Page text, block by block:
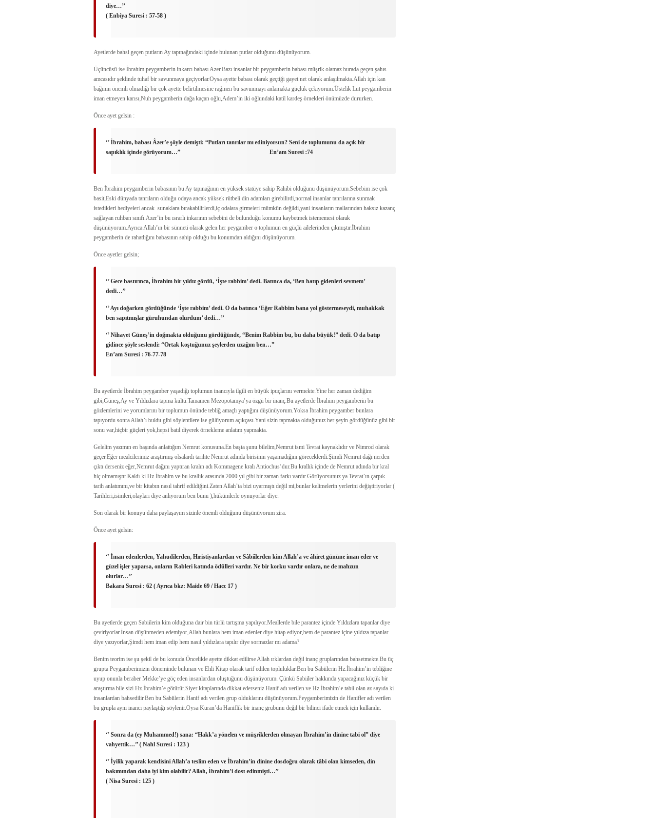
diye…’’
( Enbiya Suresi : 57-58 )
Ayetlerde bahsi geçen putların Ay tapınağındaki içinde bulunan putlar olduğunu düşünüyorum.
Üçüncüsü ise İbrahim peygamberin inkarcı babası Azer.Bazı insanlar bir peygamberin babası müşrik olamaz burada geçen şahıs
amcasıdır şeklinde tuhaf bir savunmaya geçiyorlar.Oysa ayette babası olarak geçtiği gayet net olarak anlaşılmakta.Allah için kan
bağının önemli olmadığı bir çok ayette belirtilmesine rağmen bu savunmayı anlamakta güçlük çekiyorum.Üstelik Lut peygamberin
iman etmeyen karısı,Nuh peygamberin dağa kaçan oğlu,Adem’in iki oğlundaki katil kardeş örnekleri önümüzde dururken.
Önce ayet gelsin :
‘’ İbrahim, babası Âzer’e şöyle demişti: “Putları tanrılar mı ediniyorsun? Seni de toplumunu da açık bir
sapıklık içinde görüyorum…” En’am Suresi :74
Ben İbrahim peygamberin babasının bu Ay tapınağının en yüksek statüye sahip Rahibi olduğunu düşünüyorum.Sebebim ise çok
basit,Eski dünyada tanrıların olduğu odaya ancak yüksek rütbeli din adamları girebilirdi,normal insanlar tanrılarına sunmak
istedikleri hediyeleri ancak sunaklara bırakabilirlerdi,iç odalara girmeleri mümkün değildi,yani insanların mallarından haksız kazanç
sağlayan ruhban sınıfı.Azer’in bu ısrarlı inkarının sebebini de bulunduğu konumu kaybetmek istememesi olarak
düşünüyorum.Ayrıca Allah’ın bir sünneti olarak gelen her peygamber o toplumun en güçlü ailelerinden çıkmıştır.İbrahim
peygamberin de rahatlığını babasının sahip olduğu bu konumdan aldığını düşünüyorum.
Önce ayetler gelsin;
‘’ Gece bastırınca, İbrahim bir yıldız gördü, ‘İşte rabbim’ dedi. Batınca da, ‘Ben batıp gidenleri sevmem’
dedi…’’
‘’ Ayı doğarken gördüğünde ‘İşte rabbim’ dedi. O da batınca ‘Eğer Rabbim bana yol göstermeseydi, muhakkak
ben sapıtmışlar güruhundan olurdum’ dedi…’’
‘’ Nihayet Güneş’in doğmakta olduğunu gördüğünde, “Benim Rabbim bu, bu daha büyük!” dedi. O da batıp
gidince şöyle seslendi: “Ortak koştuğunuz şeylerden uzağım ben…”
En’am Suresi : 76-77-78
Bu ayetlerde İbrahim peygamber yaşadığı toplumun inancıyla ilgili en büyük ipuçlarını vermekte.Yine her zaman dediğim
gibi,Güneş,Ay ve Yıldızlara tapma kültü.Tamamen Mezopotamya’ya özgü bir inanç.Bu ayetlerde İbrahim peygamberin bu
gözlemlerini ve yorumlarını bir toplumun önünde tebliğ amaçlı yaptığını düşünüyorum.Yoksa İbrahim peygamber bunlara
tapıyordu sonra Allah’ı buldu gibi söylentilere ise gülüyorum açıkçası.Yani sizin tapmakta olduğunuz her şeyin gördüğünüz gibi bir
sonu var,hiçbir güçleri yok,hepsi batıl diyerek örnekleme anlatım yapmakta.
Gelelim yazımın en başında anlattığım Nemrut konusuna.En başta şunu bilelim,Nemrut ismi Tevrat kaynaklıdır ve Nimrod olarak
geçer.Eğer mealcilerimiz araştırmış olsalardı tarihte Nemrut adında birisinin yaşamadığını göreceklerdi.Şimdi Nemrut dağı nerden
çıktı derseniz eğer,Nemrut dağını yaptıran kralın adı Kommagene kralı Antiochus’dur.Bu krallık içinde de Nemrut adında bir kral
hiç olmamıştır.Kaldı ki Hz.İbrahim ve bu krallık arasında 2000 yıl gibi bir zaman farkı vardır.Görüyorsunuz ya Tevrat’ın çarpık
tarih anlatımını,ve bir kitabın nasıl tahrif edildiğini.Zaten Allah’ta bizi uyarmıştı değil mi,bunlar kelimelerin yerlerini değiştiriyorlar (
Tarihleri,isimleri,olayları diye anlıyorum ben bunu ),hükümlerle oynuyorlar diye.
Son olarak bir konuyu daha paylaşayım sizinle önemli olduğunu düşünüyorum zira.
Önce ayet gelsin:
‘’ İman edenlerden, Yahudilerden, Hıristiyanlardan ve Sâbiîlerden kim Allah’a ve âhiret gününe iman eder ve
güzel işler yaparsa, onların Rableri katında ödülleri vardır. Ne bir korku vardır onlara, ne de mahzun
olurlar…’’
Bakara Suresi : 62 ( Ayrıca bkz: Maide 69 / Hacc 17 )
Bu ayetlerde geçen Sabiilerin kim olduğuna dair bin türlü tartışma yapılıyor.Meallerde bile parantez içinde Yıldızlara tapanlar diye
çeviriyorlar.İnsan düşünmeden edemiyor,Allah bunlara hem iman edenler diye hitap ediyor,hem de parantez içine yıldıza tapanlar
diye yazıyorlar,Şimdi hem iman edip hem nasıl yıldızlara tapılır diye sormazlar mı adama?
Benim teorim ise şu şekil de bu konuda.Öncelikle ayette dikkat edilirse Allah ırklardan değil inanç gruplarından bahsetmekte.Bu üç
grupta Peygamberimizin döneminde bulunan ve Ehli Kitap olarak tarif edilen topluluklar.Ben bu Sabiilerin Hz.İbrahim’in tebliğine
uyup onunla beraber Mekke’ye göç eden insanlardan oluştuğunu düşünüyorum. Çünkü Sabiiler hakkında yapacağınız küçük bir
araştırma bile sizi Hz.İbrahim’e götürür.Siyer kitaplarında dikkat ederseniz Hanif adı verilen ve Hz.İbrahim’e tabii olan az sayıda ki
insanlardan bahsedilir.Ben bu Sabiilerin Hanif adı verilen grup olduklarını düşünüyorum.Peygamberimizin de Hanifler adı verilen
bu grupla aynı inancı paylaştığı söylenir.Oysa Kuran’da Haniflik bir inanç grubunu değil bir bilinci ifade etmek için kullanılır.
‘’ Sonra da (ey Muhammed!) sana: “Hakk’a yönelen ve müşriklerden olmayan İbrahim’in dinine tabi ol” diye
vahyettik…’’ ( Nahl Suresi : 123 )
‘’ İyilik yaparak kendisini Allah’a teslim eden ve İbrahim’in dinine dosdoğru olarak tâbi olan kimseden, din
bakımından daha iyi kim olabilir? Allah, İbrahim’i dost edinmişti…’’
( Nisa Suresi : 125 )